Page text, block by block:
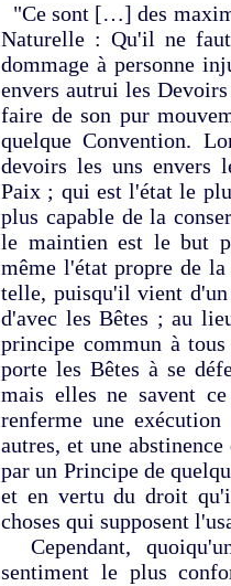
"Ce sont […] des
Naturelle : Qu'il ne
dommage à personne
envers autrui les
faire de son pur
quelque Convention.
devoirs les uns envers
Paix ; qui est l'état le
plus capable de la
le maintien est le but
même l'état propre de
telle, puisqu'il vient
d'avec les Bêtes ; au
principe commun à
porte les Bêtes à se
mais elles ne savent
renferme une
autres, et une
par un Principe de
et en vertu du droit
choses qui supposent
Cependant,
sentiment le plus